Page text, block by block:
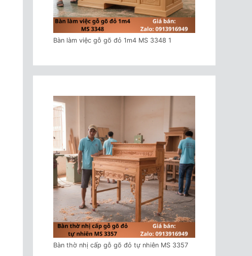
Bàn làm việc gỗ gõ đỏ 1m4 MS 3348 1
Bàn thờ nhị cấp gỗ gõ đỏ tự nhiên MS 3357